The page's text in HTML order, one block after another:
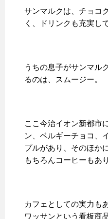
サンマルクは、チョコ
く、ドリンクも充実し
うちの息子がサンマル
るのは、スムージー。
ここ今治イオン新都市
ン、ベルギーチョコ、
プルがあり、そのほか
もちろんコーヒーもあ
カフェとしての実力も
ワッサンという看板商